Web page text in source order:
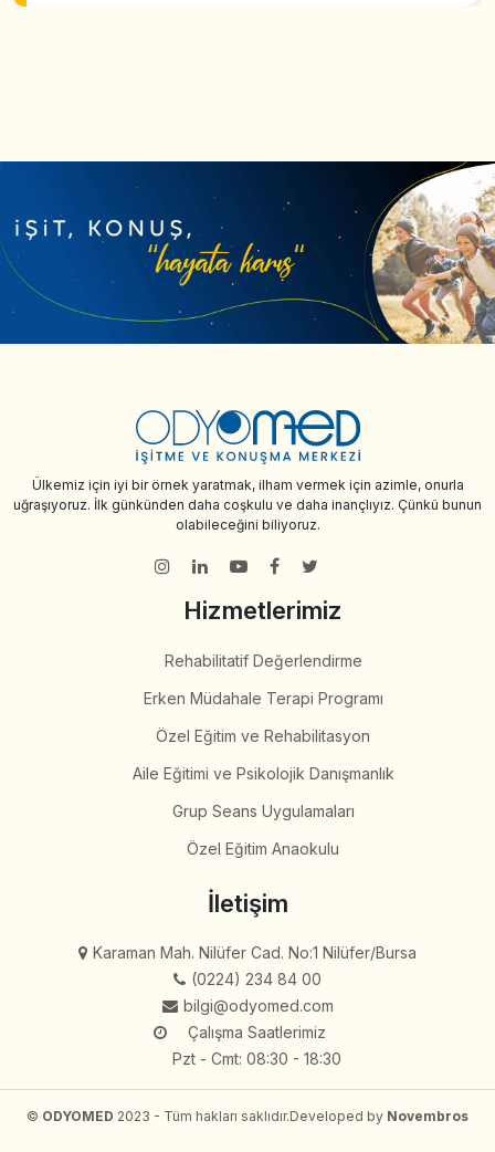
Ülkemiz için iyi bir örnek yaratmak, ilham vermek için azimle, onurla
uğraşıyoruz. İlk günkünden daha coşkulu ve daha inançlıyız. Çünkü bunun
olabileceğini biliyoruz.
Hizmetlerimiz
Rehabilitatif Değerlendirme
Erken Müdahale Terapi Programı
Özel Eğitim ve Rehabilitasyon
Aile Eğitimi ve Psikolojik Danışmanlık
Grup Seans Uygulamaları
Özel Eğitim Anaokulu
İletişim
Karaman Mah. Nilüfer Cad. No:1 Nilüfer/Bursa
(0224) 234 84 00
bilgi@odyomed.com
Çalışma Saatlerimiz
Pzt - Cmt: 08:30 - 18:30
© ODYOMED 2023 - Tüm hakları saklıdır.Developed by Novembros